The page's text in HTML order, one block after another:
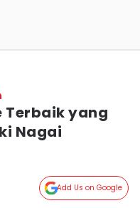
Terbaik yang
Nagai
Add Us on Google